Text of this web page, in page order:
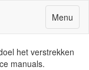
Toggle
navigation
Menu
het verstrekken
manuals.